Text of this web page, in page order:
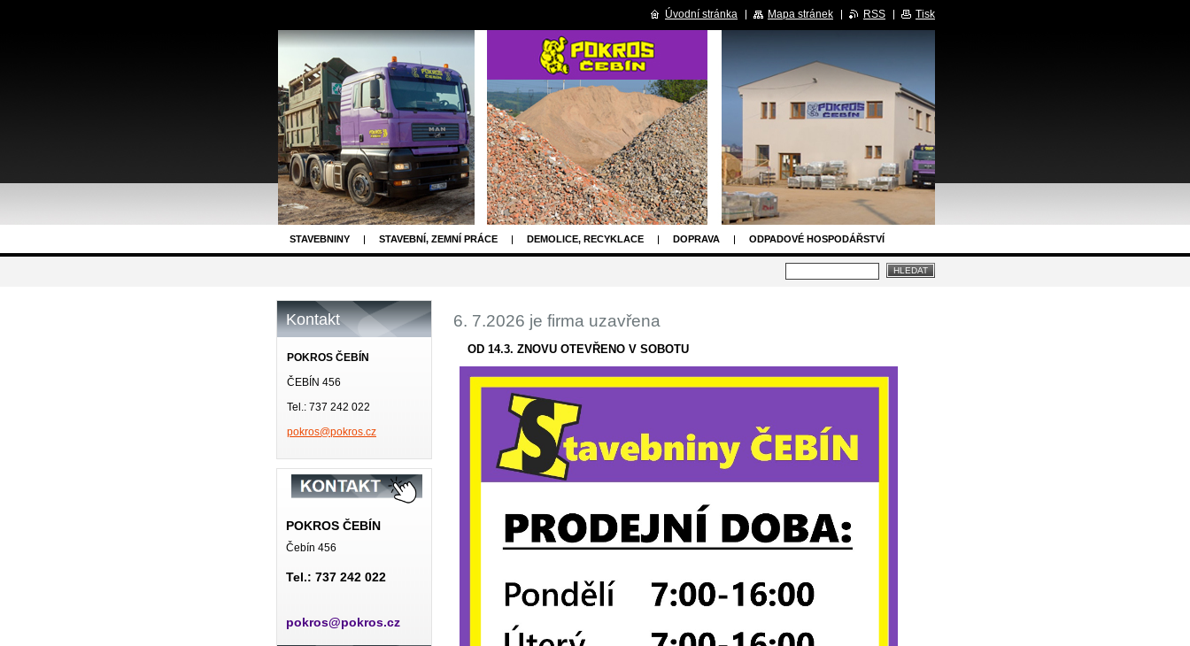
STAVEBNINY STAVEBNÍ, ZEMNÍ PRÁCE DEMOLICE, RECYKLACE DOPRAVA ODPADOVÉ HOSPODÁŘSTVÍ
6. 7.2026 je firma uzavřena
OD 14.3. ZNOVU OTEVŘENO V SOBOTU
Kontakt
POKROS ČEBÍN
ČEBÍN 456
Tel.: 737 242 022
pokros@pokros.cz
POKROS ČEBÍN
Čebín 456
Tel.: 737 242 022
pokros@pokros.cz
Úvodní stránka Mapa stránek RSS Tisk